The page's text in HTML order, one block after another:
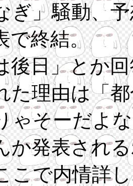
ぎ」騒動、
で終結。
後日」とか
た理由は「
ゃそーだよ
か発表され
こで内情詳